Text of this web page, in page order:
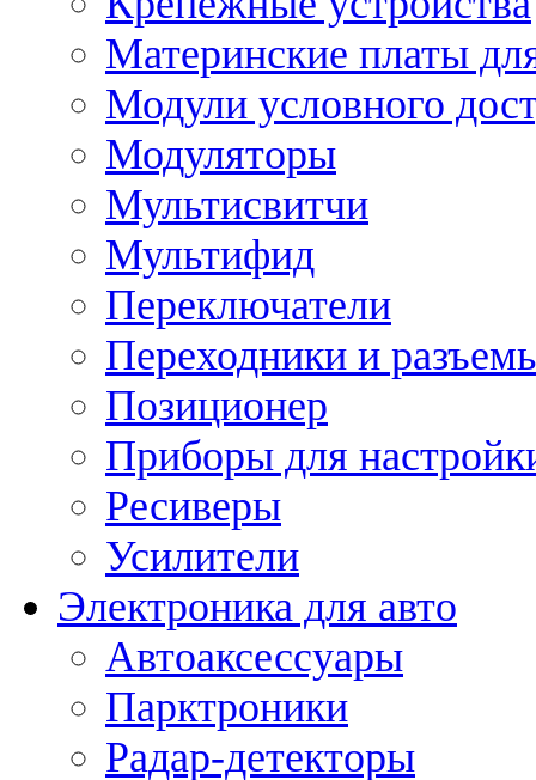
Материнские платы
Модули условного
Модуляторы
Мультисвитчи
Мультифид
Переключатели
Переходники и
Позиционер
Приборы для
Ресиверы
Усилители
Электроника для авто
Автоаксессуары
Парктроники
Радар-детекторы